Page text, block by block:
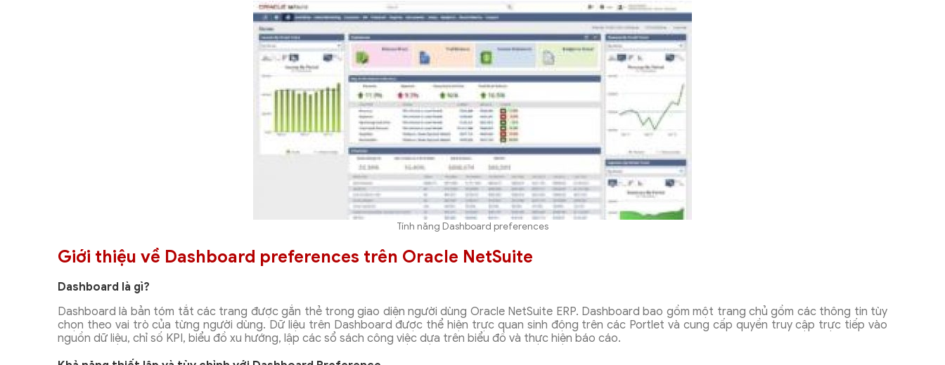
Tính năng Dashboard preferences
Giới thiệu về Dashboard preferences trên Oracle NetSuite
Dashboard là gì?
Dashboard là bản tóm tắt các trang được gắn thẻ trong giao diện người dùng Oracle NetSuite ERP. Dashboard bao gồm một trang chủ gồm các thông tin tùy
chọn theo vai trò của từng người dùng. Dữ liệu trên Dashboard được thể hiện trực quan sinh động trên các Portlet và cung cấp quyền truy cập trực tiếp vào
nguồn dữ liệu, chỉ số KPI, biểu đồ xu hướng, lập các sổ sách công việc dựa trên biểu đồ và thực hiện báo cáo.